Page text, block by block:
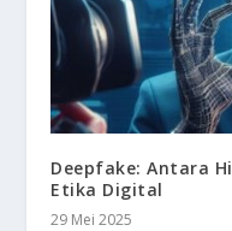
Deepfake: Antara
Etika Digital
29 Mei 2025